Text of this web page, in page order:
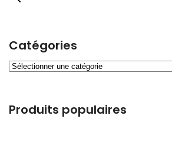
Catégories
Produits populaires